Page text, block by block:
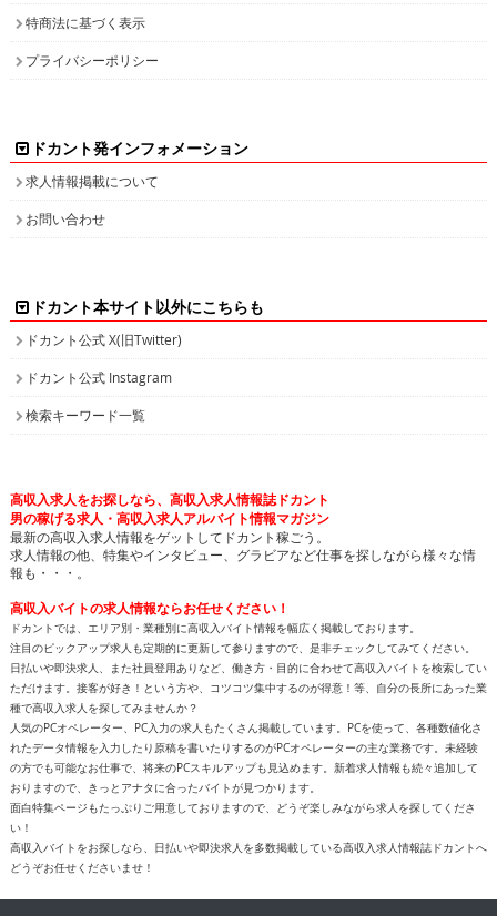
特商法に基づく表示
プライバシーポリシー
ドカント発インフォメーション
求人情報掲載について
お問い合わせ
ドカント本サイト以外にこちらも
ドカント公式 X(旧Twitter)
ドカント公式 Instagram
検索キーワード一覧
高収入求人をお探しなら、高収入求人情報誌ドカント
男の稼げる求人・高収入求人アルバイト情報マガジン
最新の高収入求人情報をゲットしてドカント稼ごう。
求人情報の他、特集やインタビュー、グラビアなど仕事を探しながら様々な情
報も・・・。
高収入バイトの求人情報ならお任せください！
ドカントでは、エリア別・業種別に高収入バイト情報を幅広く掲載しております。
注目のピックアップ求人も定期的に更新して参りますので、是非チェックしてみてください。
日払いや即決求人、また社員登用ありなど、働き方・目的に合わせて高収入バイトを検索してい
ただけます。接客が好き！という方や、コツコツ集中するのが得意！等、自分の長所にあった業
種で高収入求人を探してみませんか？
人気のPCオペレーター、PC入力の求人もたくさん掲載しています。PCを使って、各種数値化さ
れたデータ情報を入力したり原稿を書いたりするのがPCオペレーターの主な業務です。未経験
の方でも可能なお仕事で、将来のPCスキルアップも見込めます。新着求人情報も続々追加して
おりますので、きっとアナタに合ったバイトが見つかります。
面白特集ページもたっぷりご用意しておりますので、どうぞ楽しみながら求人を探してくださ
い！
高収入バイトをお探しなら、日払いや即決求人を多数掲載している高収入求人情報誌ドカントへ
どうぞお任せくださいませ！